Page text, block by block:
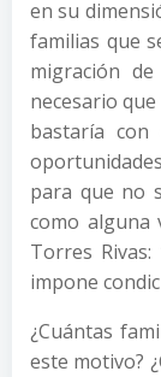
en su
familias que
migración
necesario
bastaría
para que no
como alguna
Torres
impone
¿Cuántas
este motivo?